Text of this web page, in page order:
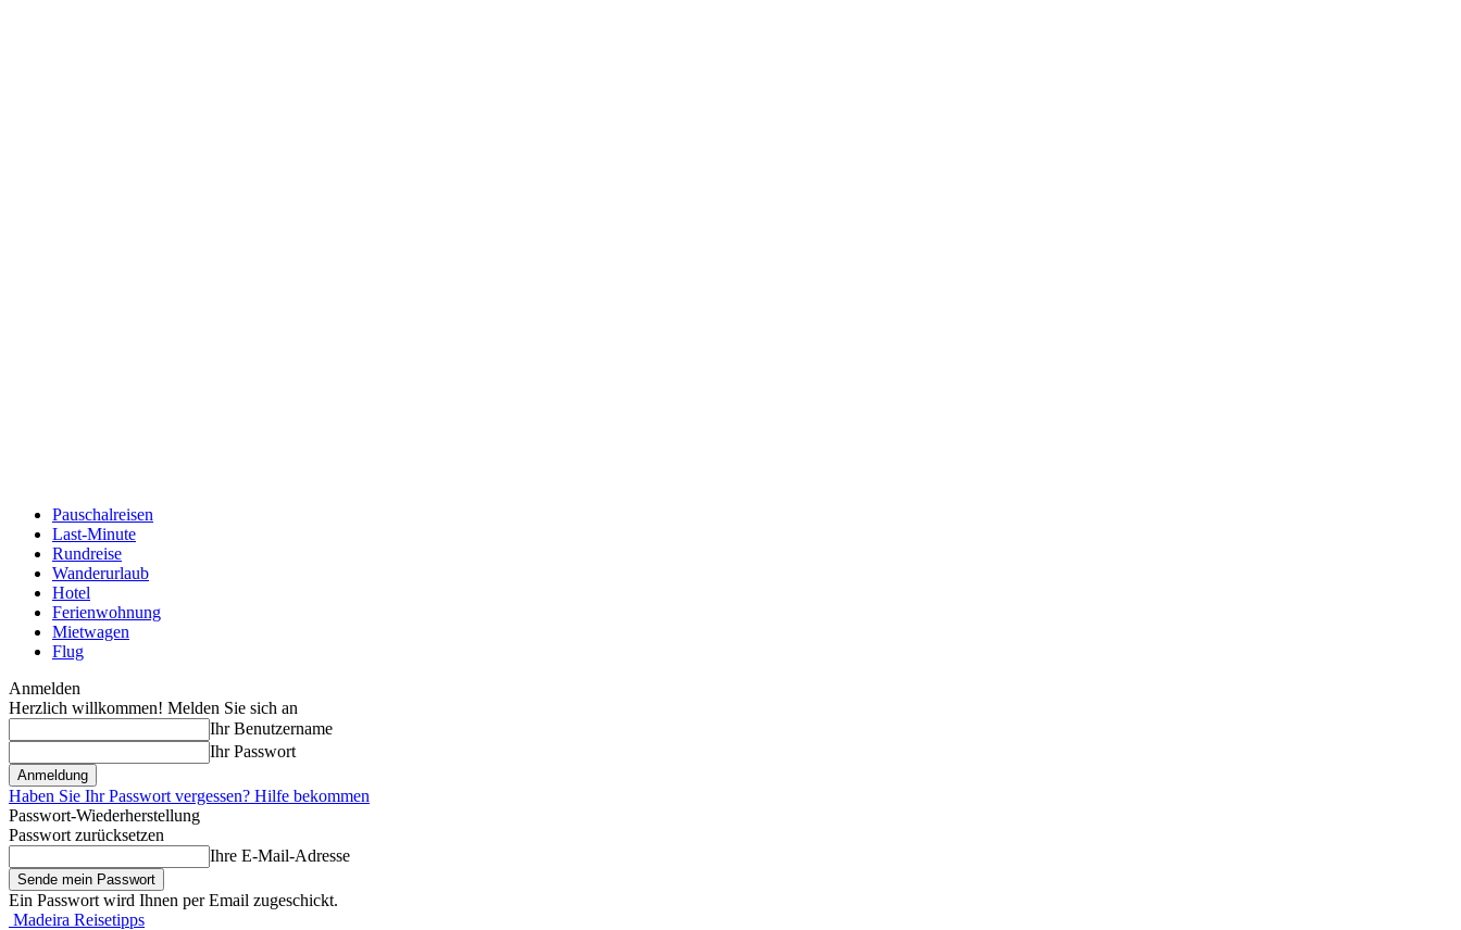
Pauschalreisen
Last-Minute
Rundreise
Wanderurlaub
Hotel
Ferienwohnung
Mietwagen
Flug
Anmelden
Herzlich willkommen! Melden Sie sich an
Ihr Benutzername
Ihr Passwort
Haben Sie Ihr Passwort vergessen? Hilfe bekommen
Passwort-Wiederherstellung
Passwort zurücksetzen
Ihre E-Mail-Adresse
Ein Passwort wird Ihnen per Email zugeschickt.
Madeira Reisetipps